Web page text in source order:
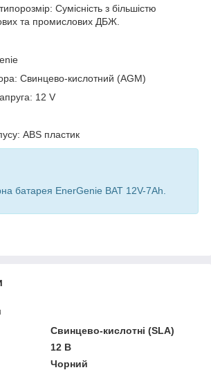
Сумісність з більшістю
та промислових ДБЖ.
Свинцево-кислотний (AGM)
12 V
ABS пластик
батарея EnerGenie BAT 12V-7Ah.
Свинцево-кислотні (SLA)
12 В
Чорний